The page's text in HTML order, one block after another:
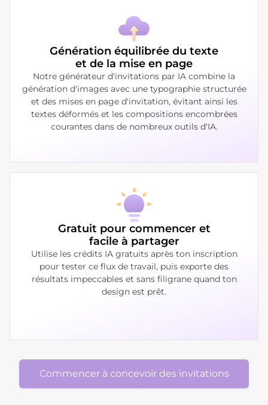
Génération équilibrée du texte
et de la mise en page
Notre générateur d'invitations par IA combine la
génération d'images avec une typographie structurée
et des mises en page d'invitation, évitant ainsi les
textes déformés et les compositions encombrées
courantes dans de nombreux outils d'IA.
Gratuit pour commencer et
facile à partager
Utilise les crédits IA gratuits après ton inscription
pour tester ce flux de travail, puis exporte des
résultats impeccables et sans filigrane quand ton
design est prêt.
Commencer à concevoir des invitations